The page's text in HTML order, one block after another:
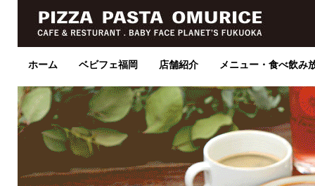
ホーム ベビフェ福岡 店舗紹介 メニュー・食べ飲み